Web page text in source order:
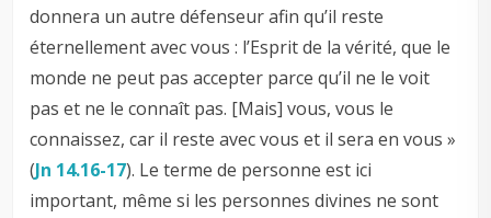
donnera un autre défenseur afin qu’il reste
éternellement avec vous : l’Esprit de la vérité, que le
monde ne peut pas accepter parce qu’il ne le voit
pas et ne le connaît pas. [Mais] vous, vous le
connaissez, car il reste avec vous et il sera en vous »
(Jn 14.16-17). Le terme de personne est ici
important, même si les personnes divines ne sont